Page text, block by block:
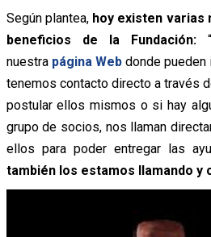
Según plantea, hoy existen varias
beneficios de la Fundación:
nuestra página Webdonde pueden
tenemos contacto directo a través
postular ellos mismos o si hay
grupo de socios, nos llaman
ellos para poder entregar las
también los estamos llamando y